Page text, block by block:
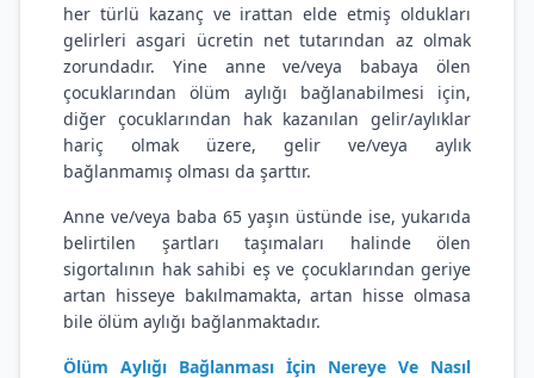
her türlü kazanç ve irattan elde etmiş oldukları
gelirleri asgari ücretin net tutarından az olmak
zorundadır. Yine anne ve/veya babaya ölen
çocuklarından ölüm aylığı bağlanabilmesi için,
diğer çocuklarından hak kazanılan gelir/aylıklar
hariç olmak üzere, gelir ve/veya aylık
bağlanmamış olması da şarttır.
Anne ve/veya baba 65 yaşın üstünde ise, yukarıda
belirtilen şartları taşımaları halinde ölen
sigortalının hak sahibi eş ve çocuklarından geriye
artan hisseye bakılmamakta, artan hisse olmasa
bile ölüm aylığı bağlanmaktadır.
Ölüm Aylığı Bağlanması İçin Nereye Ve Nasıl